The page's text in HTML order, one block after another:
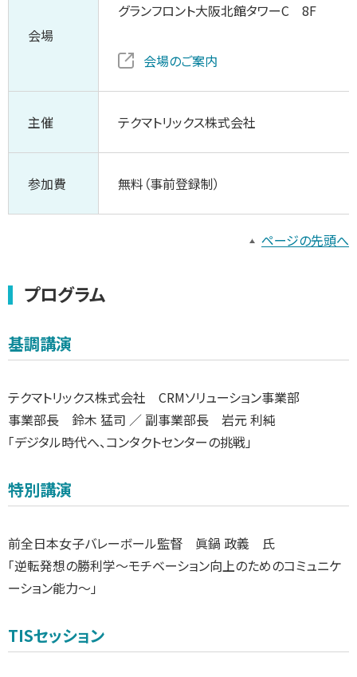
会場
グランフロント大阪北館タワーC 8F
会場のご案内
主催 テクマトリックス株式会社
参加費 無料（事前登録制）
ページの先頭へ
プログラム
基調講演
テクマトリックス株式会社 CRMソリューション事業部
事業部長 鈴木 猛司 ／ 副事業部長 岩元 利純
「デジタル時代へ、コンタクトセンターの挑戦」
特別講演
前全日本女子バレーボール監督 眞鍋 政義 氏
「逆転発想の勝利学～モチベーション向上のためのコミュニケ
ーション能力～」
TISセッション